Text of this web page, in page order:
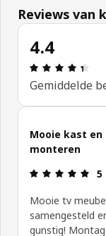
Reviews van
4.4
Gemiddelde
Klantbeoordelingen
Mooie kast
monteren
5
Mooie tv
samengesteld
gunstig!